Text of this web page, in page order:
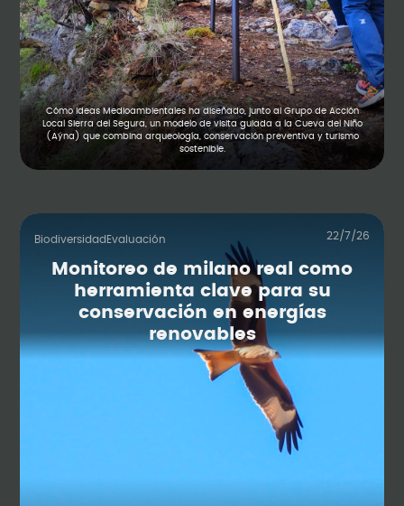
Cómo Ideas Medioambientales ha diseñado, junto al Grupo de Acción
Local Sierra del Segura, un modelo de visita guiada a la Cueva del Niño
(Aýna) que combina arqueología, conservación preventiva y turismo
sostenible.
Biodiversidad Evaluación 22/7/26
Monitoreo de milano real como
herramienta clave para su
conservación en energías
renovables